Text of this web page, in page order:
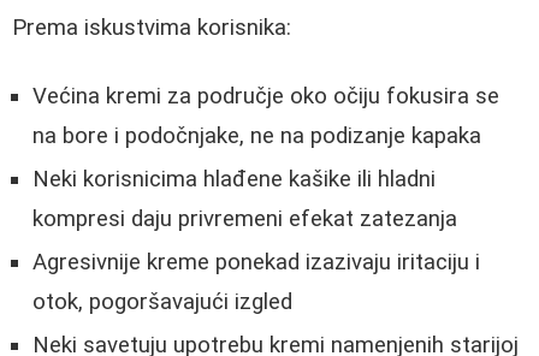
Prema iskustvima korisnika:
Većina kremi za područje oko očiju fokusira se
na bore i podočnjake, ne na podizanje kapaka
Neki korisnicima hlađene kašike ili hladni
kompresi daju privremeni efekat zatezanja
Agresivnije kreme ponekad izazivaju iritaciju i
otok, pogoršavajući izgled
Neki savetuju upotrebu kremi namenjenih starijoj